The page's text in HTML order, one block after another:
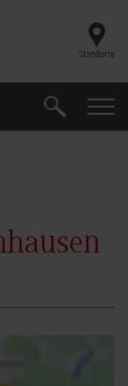
Standorte
Suche